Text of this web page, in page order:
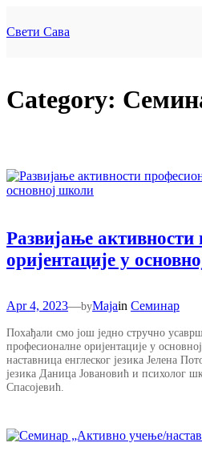
to
content
Свети Сава
Category:
Развијање
оријентације у
Apr 4, 2023—byMajain Семинар
Похађали смо још једно стручно
професионалне оријентације у
наставница енглеског језика Јелена
језика Даница Јовановић и психолог
Спасојевић.